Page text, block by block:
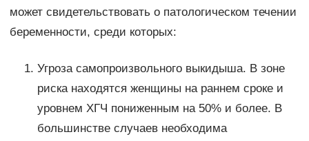
может свидетельствовать о патологическом течении
беременности, среди которых:
Угроза самопроизвольного выкидыша. В зоне
риска находятся женщины на раннем сроке и
уровнем ХГЧ пониженным на 50% и более. В
большинстве случаев необходима